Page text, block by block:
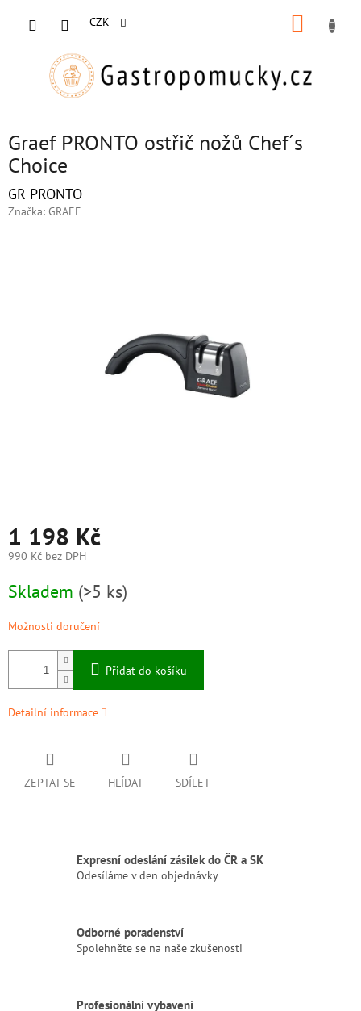
CZK
Graef PRONTO ostřič nožů Chef´s
Choice
GR PRONTO
Značka: GRAEF
1 198 Kč
990 Kč bez DPH
cena:
Skladem (>5 ks)
Možnosti doručení
Přidat do košíku
Detailní informace
ZEPTAT SE HLÍDAT SDÍLET
Expresní odeslání zásilek do ČR a SK
Odesíláme v den objednávky
Odborné poradenství
Spolehněte se na naše zkušenosti
Profesionální vybavení